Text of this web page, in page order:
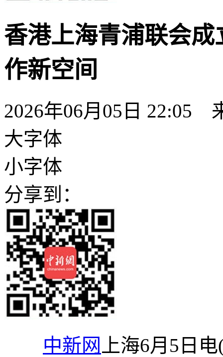
香港上海青浦联会
作新空间
2026年06月05日 22:05
大字体
小字体
分享到：
中新网 上海6月5日